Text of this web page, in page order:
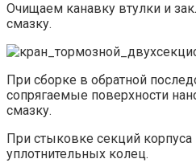
Очищаем канавку втулки и
смазку.
При сборке в обратной
сопрягаемые поверхности
смазку.
При стыковке секций
уплотнительных колец.